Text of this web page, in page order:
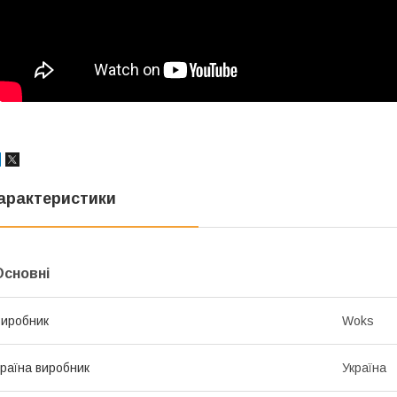
Woks
виробник Україна